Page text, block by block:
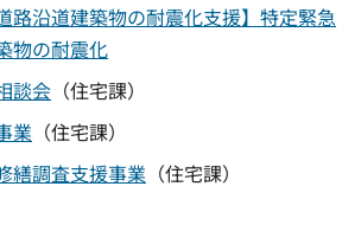
路沿道建築物の耐震化支援】特定緊急
物の耐震化
談会 （住宅課）
業 （住宅課）
繕調査支援事業 （住宅課）